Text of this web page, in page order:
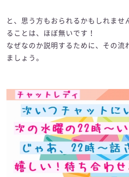
と、思う方もおられるかもしれませ
ることは、ほぼ無いです！
なぜなのか説明するために、その流
ましょう。